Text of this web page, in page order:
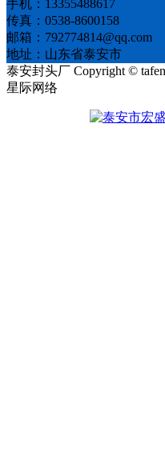
手机：13355488617
传真：0538-8600158
邮箱：792774814@qq.com
地址：山东省泰安市
泰安封头厂 Copyright ©
星际网络